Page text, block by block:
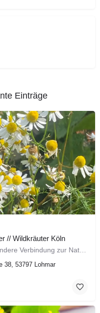
Einträge
// Wildkräuter Köln
38, 53797 Lohmar